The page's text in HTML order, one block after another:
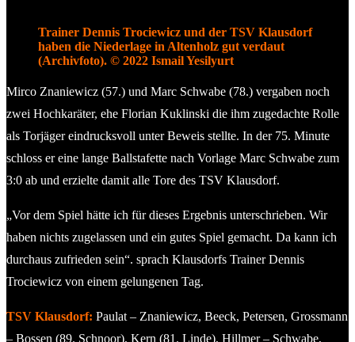
Trainer Dennis Trociewicz und der TSV Klausdorf
haben die Niederlage in Altenholz gut verdaut
(Archivfoto). © 2022 Ismail Yesilyurt
Mirco Znaniewicz (57.) und Marc Schwabe (78.) vergaben noch
zwei Hochkaräter, ehe Florian Kuklinski die ihm zugedachte Rolle
als Torjäger eindrucksvoll unter Beweis stellte. In der 75. Minute
schloss er eine lange Ballstafette nach Vorlage Marc Schwabe zum
3:0 ab und erzielte damit alle Tore des TSV Klausdorf.
„Vor dem Spiel hätte ich für dieses Ergebnis unterschrieben. Wir
haben nichts zugelassen und ein gutes Spiel gemacht. Da kann ich
durchaus zufrieden sein“. sprach Klausdorfs Trainer Dennis
Trociewicz von einem gelungenen Tag.
TSV Klausdorf: Paulat – Znaniewicz, Beeck, Petersen, Grossmann
– Bossen (89. Schnoor), Kern (81. Linde), Hillmer – Schwabe,